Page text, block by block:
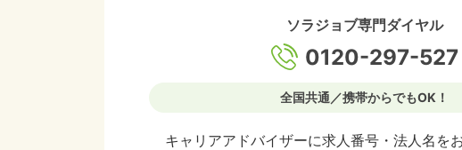
ソラジョブ専門ダイヤル
0120-297-527
全国共通／携帯からでもOK！
キャリアアドバイザーに求人番号・法人名を